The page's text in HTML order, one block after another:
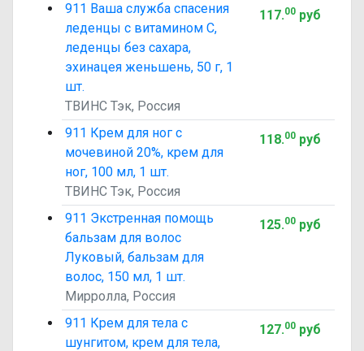
911 Ваша служба спасения
леденцы с витамином C,
леденцы без сахара,
эхинацея женьшень, 50 г, 1
шт.
ТВИНС Тэк, Россия
117.00руб
911 Крем для ног с
мочевиной 20%, крем для
ног, 100 мл, 1 шт.
ТВИНС Тэк, Россия
118.00руб
911 Экстренная помощь
бальзам для волос
Луковый, бальзам для
волос, 150 мл, 1 шт.
Мирролла, Россия
125.00руб
911 Крем для тела с
шунгитом, крем для тела,
127.00руб